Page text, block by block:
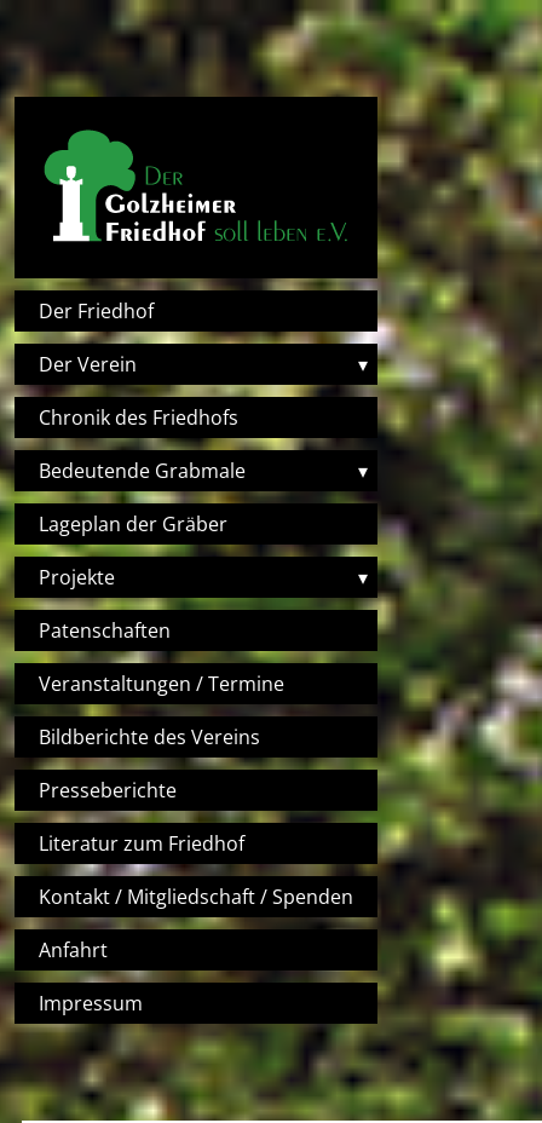
Direkt zum Inhalt
Hauptnavigation
Der Friedhof
Der Verein
▾
Chronik des Friedhofs
Bedeutende Grabmale
▾
Lageplan der Gräber
Projekte
▾
Patenschaften
Veranstaltungen / Termine
Bildberichte des Vereins
Presseberichte
Literatur zum Friedhof
Kontakt / Mitgliedschaft / Spenden
Anfahrt
Impressum